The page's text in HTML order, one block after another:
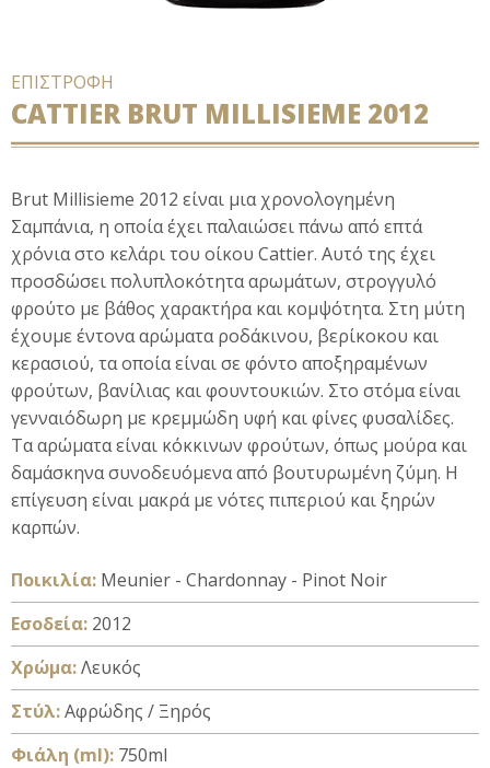
ΕΠΙΣΤΡΟΦΗ
CATTIER BRUT MILLISIEME 2012
Brut Millisieme 2012 είναι μια χρονολογημένη
Σαμπάνια, η οποία έχει παλαιώσει πάνω από επτά
χρόνια στο κελάρι του οίκου Cattier. Αυτό της έχει
προσδώσει πολυπλοκότητα αρωμάτων, στρογγυλό
φρούτο με βάθος χαρακτήρα και κομψότητα. Στη μύτη
έχουμε έντονα αρώματα ροδάκινου, βερίκοκου και
κερασιού, τα οποία είναι σε φόντο αποξηραμένων
φρούτων, βανίλιας και φουντουκιών. Στο στόμα είναι
γενναιόδωρη με κρεμμώδη υφή και φίνες φυσαλίδες.
Τα αρώματα είναι κόκκινων φρούτων, όπως μούρα και
δαμάσκηνα συνοδευόμενα από βουτυρωμένη ζύμη. Η
επίγευση είναι μακρά με νότες πιπεριού και ξηρών
καρπών.
Ποικιλία: Meunier - Chardonnay - Pinot Noir
Εσοδεία: 2012
Xρώμα:Λευκός
Στύλ:Αφρώδης / Ξηρός
Φιάλη (ml): 750ml